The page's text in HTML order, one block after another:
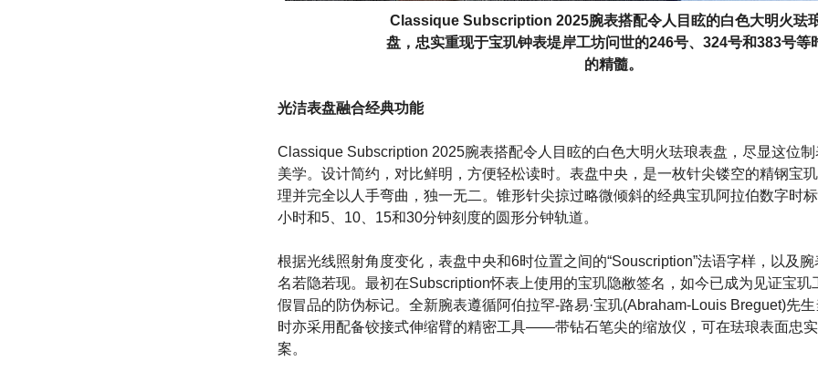
Classique Subscription 2025腕表搭配令人目眩的白色大明火珐
盘，忠实重现于宝玑钟表堤岸工坊问世的246号、324号和383号等
的精髓。
光洁表盘融合经典功能
Classique Subscription 2025腕表搭配令人目眩的白色大明火珐琅表盘，尽显这位
美学。设计简约，对比鲜明，方便轻松读时。表盘中央，是一枚针尖镂空的精钢宝
理并完全以人手弯曲，独一无二。锥形针尖掠过略微倾斜的经典宝玑阿拉伯数字时
小时和5、10、15和30分钟刻度的圆形分钟轨道。
根据光线照射角度变化，表盘中央和6时位置之间的“Souscription”法语字样，以及
名若隐若现。最初在Subscription怀表上使用的宝玑隐敝签名，如今已成为见证宝玑
假冒品的防伪标记。全新腕表遵循阿伯拉罕-路易·宝玑(Abraham-Louis Breguet)先
时亦采用配备铰接式伸缩臂的精密工具——带钻石笔尖的缩放仪，可在珐琅表面忠
案。